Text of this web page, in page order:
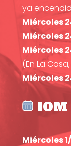
ya
Miércoles
Miércoles
Miércoles
(En La
Miércoles
IOM
Miércoles